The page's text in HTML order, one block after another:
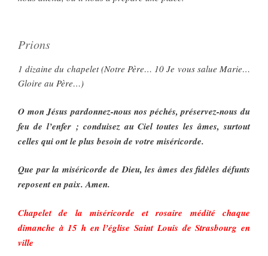
Prions
1 dizaine du chapelet (Notre Père… 10 Je vous salue Marie…
Gloire au Père…)
O mon Jésus pardonnez-nous nos péchés, préservez-nous du
feu de l’enfer ; conduisez au Ciel toutes les âmes, surtout
celles qui ont le plus besoin de votre miséricorde.
Que par la miséricorde de Dieu, les âmes des fidèles défunts
reposent en paix. Amen.
Chapelet de la miséricorde et rosaire médité chaque
dimanche à 15 h en l’église Saint Louis de Strasbourg en
ville